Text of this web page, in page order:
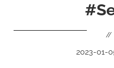
//
2023-01-